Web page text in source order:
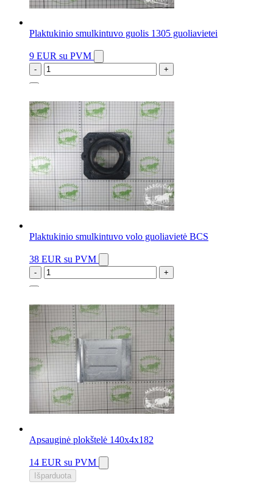
Plaktukinio smulkintuvo guolis 1305 guoliavietei
9 EUR su PVM
- +
Plaktukinio smulkintuvo volo guoliavietė BCS
38 EUR su PVM
- +
Apsauginė plokštelė 140x4x182
14 EUR su PVM
Išparduota